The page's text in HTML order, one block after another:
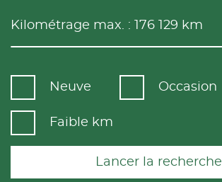
Kilométrage max. : 176 129 km
Neuve Occasion
Faible km
Lancer la recherche